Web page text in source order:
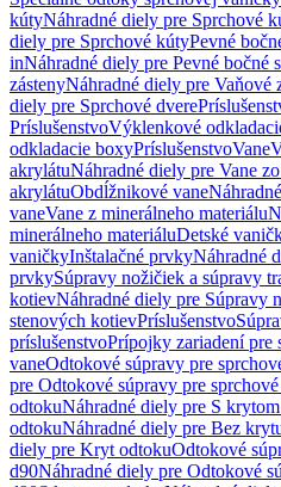
kútyNáhradné diely pre Sprchové
diely pre Sprchové kútyPevné
inNáhradné diely pre Pevné bočné
zástenyNáhradné diely pre Vaňové
diely pre Sprchové dvere
PríslušenstvoVýklenkové
odkladacie boxyPríslušenstvoVane
akrylátuNáhradné diely pre Vane
akrylátuObdĺžnikové vane
vaneVane z minerálneho materiálu
minerálneho materiáluDetské
vaničkyInštalačné prvkyNáhradné
prvkySúpravy nožičiek a súpravy
kotievNáhradné diely pre Súpravy
stenových kotievPríslušenstvo
príslušenstvoPrípojky zariadení pre
vaneOdtokové súpravy pre
pre Odtokové súpravy pre
odtokuNáhradné diely pre S
odtokuNáhradné diely pre Bez
diely pre Kryt odtokuOdtokové
d90Náhradné diely pre Odtokové